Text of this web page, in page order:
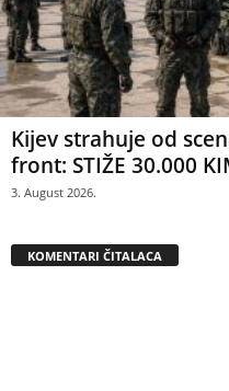
Kijev strahuje od
front: STIŽE 30.000
3. August 2026.
KOMENTARI ČITALACA